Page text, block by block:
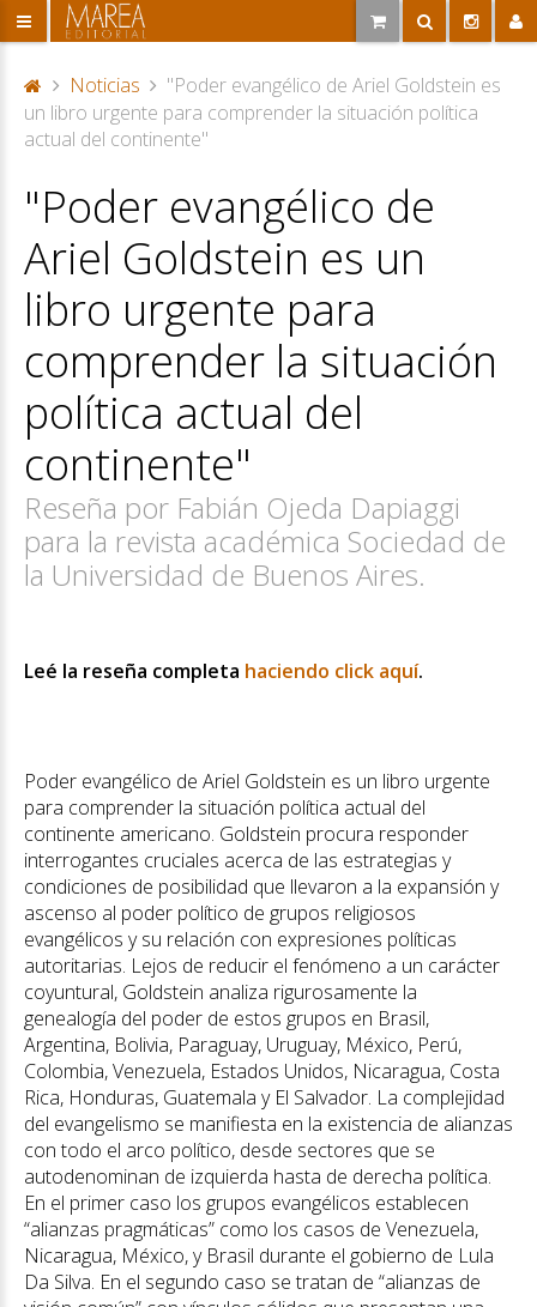
P
or
d
Noticias
"Poder evangélico de Ariel Goldstein es
un libro urgente para comprender la situación política
actual del continente"
"Poder evangélico de
Ariel Goldstein es un
libro urgente para
comprender la situación
política actual del
continente"
Reseña por Fabián Ojeda Dapiaggi
para la revista académica Sociedad de
la Universidad de Buenos Aires.
Leé la reseña completa haciendo click aquí.
Poder evangélico de Ariel Goldstein es un libro urgente
para comprender la situación política actual del
continente americano. Goldstein procura responder
interrogantes cruciales acerca de las estrategias y
condiciones de posibilidad que llevaron a la expansión y
ascenso al poder político de grupos religiosos
evangélicos y su relación con expresiones políticas
autoritarias. Lejos de reducir el fenómeno a un carácter
coyuntural, Goldstein analiza rigurosamente la
genealogía del poder de estos grupos en Brasil,
Argentina, Bolivia, Paraguay, Uruguay, México, Perú,
Colombia, Venezuela, Estados Unidos, Nicaragua, Costa
Rica, Honduras, Guatemala y El Salvador. La complejidad
del evangelismo se manifiesta en la existencia de alianzas
con todo el arco político, desde sectores que se
autodenominan de izquierda hasta de derecha política.
En el primer caso los grupos evangélicos establecen
“alianzas pragmáticas” como los casos de Venezuela,
Nicaragua, México, y Brasil durante el gobierno de Lula
Da Silva. En el segundo caso se tratan de “alianzas de